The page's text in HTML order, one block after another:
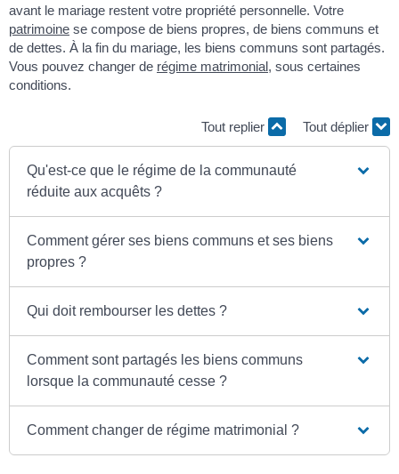
avant le mariage restent votre propriété personnelle. Votre
patrimoine se compose de biens propres, de biens communs et
de dettes. À la fin du mariage, les biens communs sont partagés.
Vous pouvez changer de régime matrimonial, sous certaines
conditions.
Tout replier Tout déplier
Qu'est-ce que le régime de la communauté
réduite aux acquêts ?
Comment gérer ses biens communs et ses biens
propres ?
Qui doit rembourser les dettes ?
Comment sont partagés les biens communs
lorsque la communauté cesse ?
Comment changer de régime matrimonial ?